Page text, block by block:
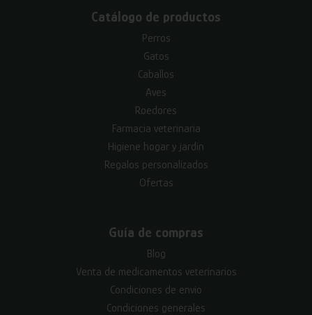
Catálogo de productos
Perros
Gatos
Caballos
Aves
Roedores
Farmacia veterinaria
Higiene hogar y jardín
Regalos personalizados
Ofertas
Guía de compras
Blog
Venta de medicamentos veterinarios
Condiciones de envío
Condiciones generales